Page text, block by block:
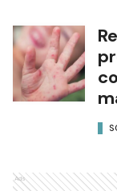
Ads